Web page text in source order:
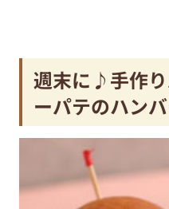
週末に♪手作
ーパテのハン